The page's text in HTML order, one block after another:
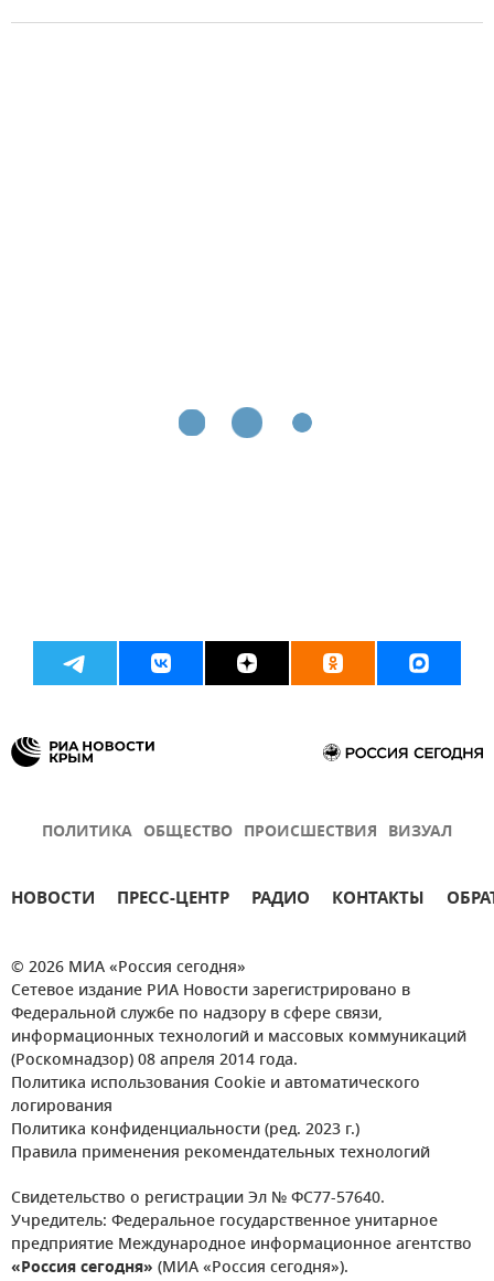
ПОЛИТИКА ОБЩЕСТВО ПРОИСШЕСТВИЯ ВИЗУАЛ
НОВОСТИ ПРЕСС-ЦЕНТР РАДИО КОНТАКТЫ
© 2026 МИА «Россия сегодня»
Сетевое издание РИА Новости зарегистрировано в
Федеральной службе по надзору в сфере связи,
информационных технологий и массовых коммуникаций
(Роскомнадзор) 08 апреля 2014 года.
Политика использования Cookie и автоматического
логирования
Политика конфиденциальности (ред. 2023 г.)
Правила применения рекомендательных технологий
Свидетельство о регистрации Эл № ФС77-57640.
Учредитель: Федеральное государственное унитарное
предприятие Международное информационное агентство
«Россия сегодня» (МИА «Россия сегодня»).